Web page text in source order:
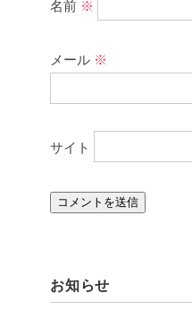
名前 ※
メール ※
サイト
お知らせ